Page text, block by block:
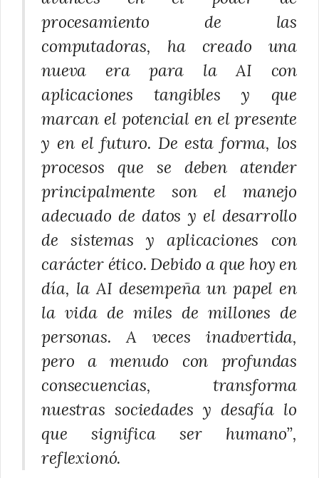
procesamiento de las
computadoras, ha creado una
nueva era para la AI con
aplicaciones tangibles y que
marcan el potencial en el presente
y en el futuro. De esta forma, los
procesos que se deben atender
principalmente son el manejo
adecuado de datos y el desarrollo
de sistemas y aplicaciones con
carácter ético. Debido a que hoy en
día, la AI desempeña un papel en
la vida de miles de millones de
personas. A veces inadvertida,
pero a menudo con profundas
consecuencias, transforma
nuestras sociedades y desafía lo
que significa ser humano”,
reflexionó.